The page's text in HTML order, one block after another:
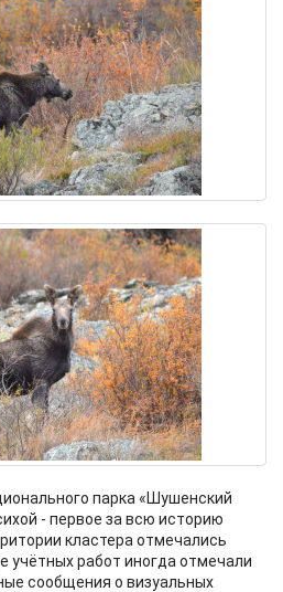
парка «Шушенский
- первое за всю историю
кластера отмечались
учётных работ иногда отмечали
сообщения о визуальных